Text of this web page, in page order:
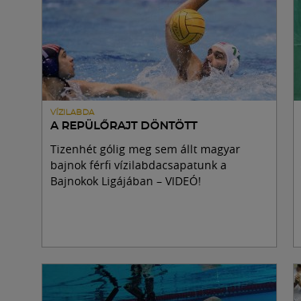
VÍZILABDA
A REPÜLŐRAJT DÖNTÖTT
Tizenhét gólig meg sem állt magyar
bajnok férfi vízilabdacsapatunk a
Bajnokok Ligájában – VIDEÓ!